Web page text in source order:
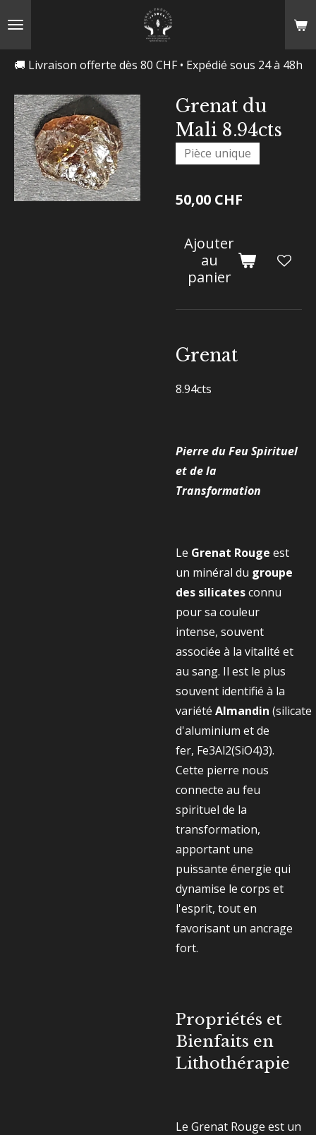
🚚 Livraison offerte dès 80 CHF • Expédié sous 24 à 48h
Grenat du
Mali 8.94cts
Pièce unique
50,00 CHF
Ajouter
au
panier
Grenat
8.94cts
Pierre du Feu Spirituel
et de la
Transformation
Le Grenat Rouge est
un minéral du groupe
des silicatesconnu
pour sa couleur
intense, souvent
associée à la vitalité et
au sang. Il est le plus
souvent identifié à la
variété Almandin (silicate
d'aluminium et de
fer, Fe3​Al2​(SiO4​)3​).
Cette pierre nous
connecte au feu
spirituel de la
transformation,
apportant une
puissante énergie qui
dynamise le corps et
l'esprit, tout en
favorisant un ancrage
fort.
Propriétés et
Bienfaits en
Lithothérapie
Le Grenat Rouge est un